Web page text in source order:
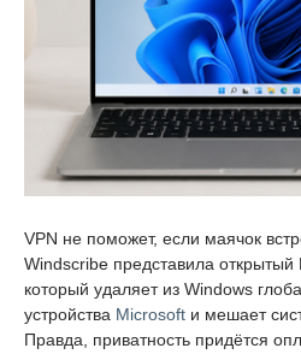
VPN не поможет, если маячок
Windscribe представила открытый
который удаляет из Windows
устройства Microsoft и мешает
Правда, приватность придётся